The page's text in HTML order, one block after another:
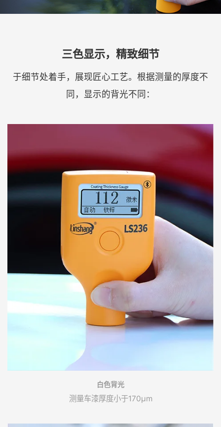
三色显示，精致细节
于细节处着手，展现匠心工艺。根据测量的厚度不
同，显示的背光不同：
白色背光
测量车漆厚度小于170μm